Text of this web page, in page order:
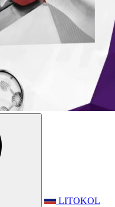
LITOKOL